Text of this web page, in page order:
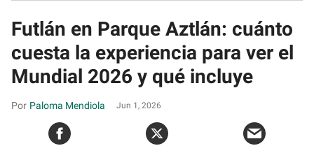
Futlán en Parque Aztlán: cuánto
cuesta la experiencia para ver el
Mundial 2026 y qué incluye
Paloma Mendiola Jun 1, 2026